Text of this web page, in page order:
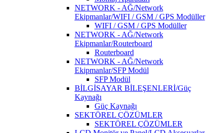
NETWORK - AĞ/Network
Ekipmanlar/WIFI / GSM / GPS Modüller
WIFI / GSM / GPS Modüller
NETWORK - AĞ/Network
Ekipmanlar/Routerboard
Routerboard
NETWORK - AĞ/Network
Ekipmanlar/SFP Modül
SFP Modül
BİLGİSAYAR BİLEŞENLERİ/Güç
Kaynağı
Güç Kaynağı
SEKTÖREL ÇÖZÜMLER
SEKTÖREL ÇÖZÜMLER